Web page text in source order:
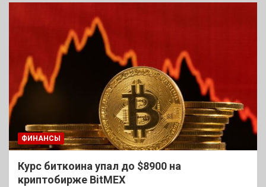
ФИНАНСЫ
Курс биткоина упал до $8900 на
криптобирже BitMEX